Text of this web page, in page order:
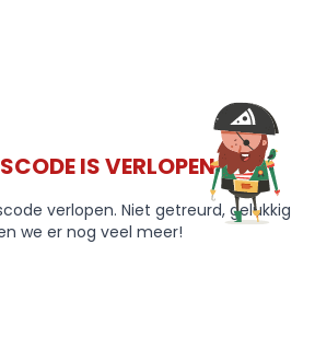
IS VERLOPEN 😞
verlopen. Niet getreurd, gelukkig
we er nog veel meer!